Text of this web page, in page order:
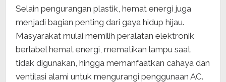
Selain pengurangan plastik, hemat energi juga
menjadi bagian penting dari gaya hidup hijau.
Masyarakat mulai memilih peralatan elektronik
berlabel hemat energi, mematikan lampu saat
tidak digunakan, hingga memanfaatkan cahaya dan
ventilasi alami untuk mengurangi penggunaan AC.